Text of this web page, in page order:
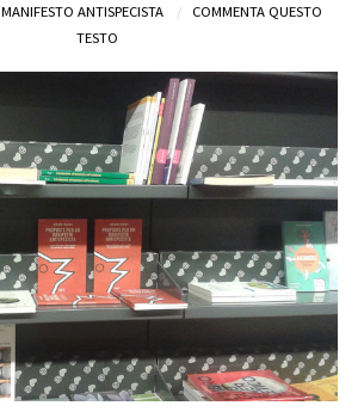
MANIFESTO ANTISPECISTA
COMMENTA QUESTO
TESTO